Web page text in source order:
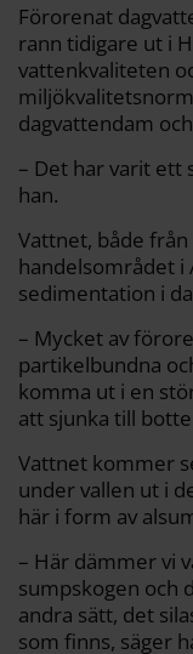
Förorenat
rann tidigare ut i
vattenkvaliteten
dagvattendam
– Det har varit ett
han.
Vattnet, både
handelsområdet i
sedimentation i
– Mycket av
partikelbundna
komma ut i en
att sjunka till
Vattnet kommer
under vallen ut i
här i form av
– Här dämmer vi
sumpskogen och
andra sätt, det
som finns, säger